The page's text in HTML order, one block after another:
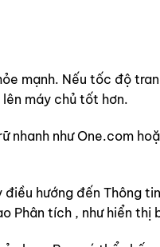
mạnh. Nếu tốc độ
máy chủ tốt hơn.
nhanh như One.com
hướng đến Thông
Phân tích , như hiển thị